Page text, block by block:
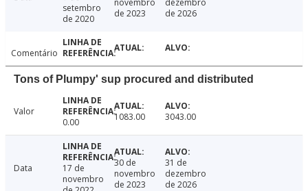
setembro
de 2020
novembro
de 2023
dezembro
de 2026
Comentário
Tons of Plumpy' sup procured and distributed
Valor
0.00
1083.00 3043.00
Data
17 de
novembro
30 de
novembro
de 2023
31 de
dezembro
de 2026